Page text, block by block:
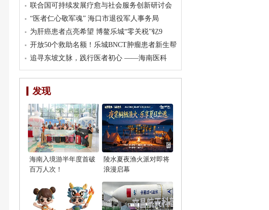
联合国可持续发展疗愈与社会服务创新研讨会
“医者仁心敬军魂” 海口市退役军人事务局
为肝癌患者点亮希望 博鳌乐城“零关税”钇9
开放50个救助名额！乐城BNCT肿瘤患者新生帮
追寻东坡文脉，践行医者初心 ——海南医科
发现
海南入境游半年度首破
百万人次！
陵水夏夜渔火派对即将
浪漫启幕